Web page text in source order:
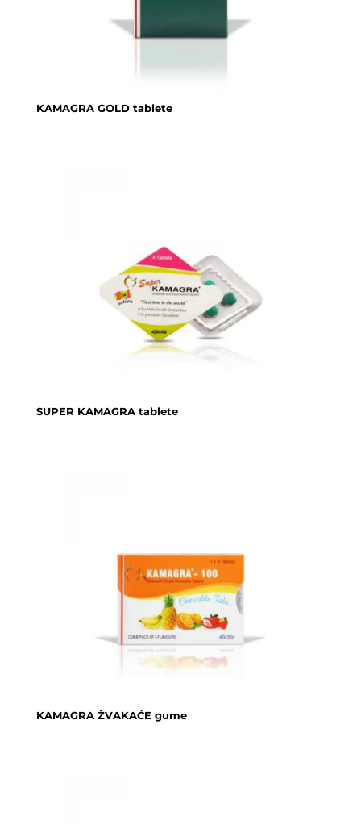
KAMAGRA GOLD tablete
SUPER KAMAGRA tablete
KAMAGRA ŽVAKAĆE gume